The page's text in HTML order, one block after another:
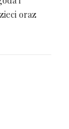
oraz